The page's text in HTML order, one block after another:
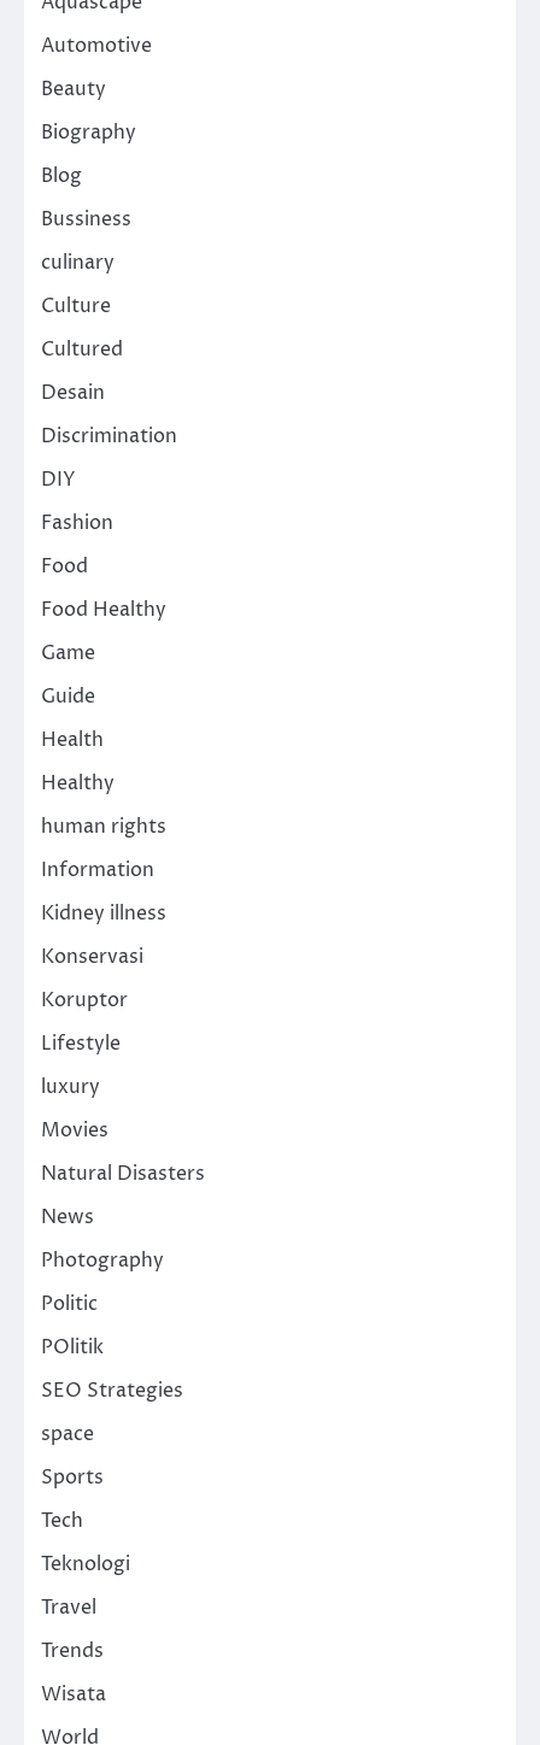
Automotive
Beauty
Biography
Blog
Bussiness
culinary
Culture
Cultured
Desain
Discrimination
DIY
Fashion
Food
Food Healthy
Game
Guide
Health
Healthy
human rights
Information
Kidney illness
Konservasi
Koruptor
Lifestyle
luxury
Movies
Natural Disasters
News
Photography
Politic
POlitik
SEO Strategies
space
Sports
Tech
Teknologi
Travel
Trends
Wisata
World